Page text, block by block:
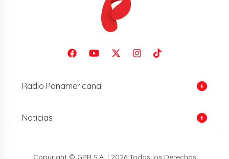
Radio Panamericana
Noticias
Copyright © GPR S.A. | 2026 Todos los Derechos